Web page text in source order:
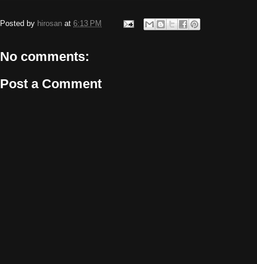
Posted by hirosan at 6:13 PM
No comments:
Post a Comment